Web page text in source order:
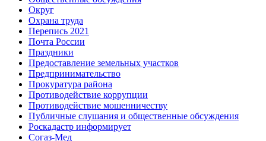
Округ
Охрана труда
Перепись 2021
Почта России
Праздники
Предоставление земельных участков
Предпринимательство
Прокуратура района
Противодействие коррупции
Противодействие мошенничеству
Публичные слушания и общественные обсуждения
Роскадастр информирует
Согаз-Мед